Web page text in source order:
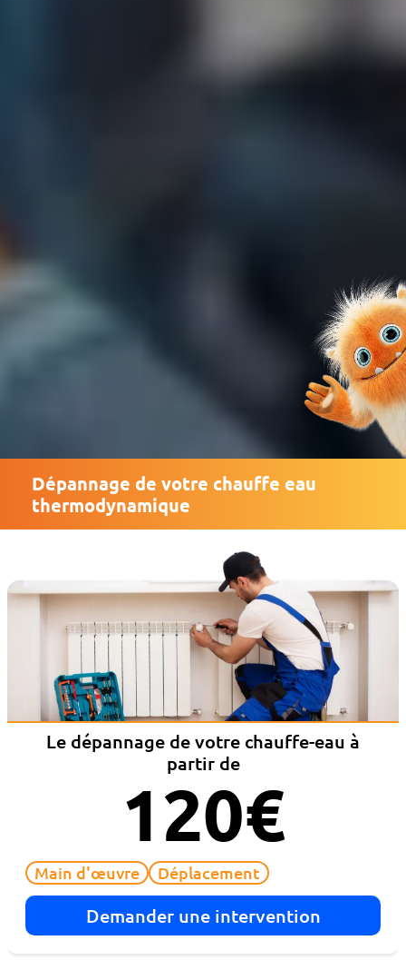
Dépannage de votre chauffe eau
thermodynamique
Le dépannage de votre chauffe-eau à
partir de
120€
Main d'œuvre Déplacement
Demander une intervention